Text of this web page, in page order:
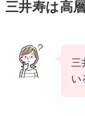
三井寿は高
三
い